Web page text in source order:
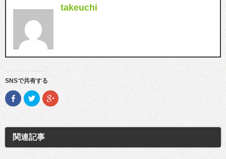
takeuchi
SNSで共有する
F
a
o
o
k
で
ク
リ
て
T
w
i
ク
リ
て
o
関連記事